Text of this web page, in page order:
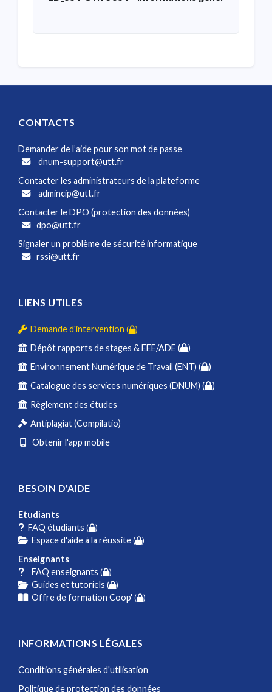
CONTACTS
Demander de l’aide pour son mot de passe
dnum-support@utt.fr
Contacter les administrateurs de la plateforme
admincip@utt.fr
Contacter le DPO (protection des données)
dpo@utt.fr
Signaler un problème de sécurité informatique
rssi@utt.fr
LIENS UTILES
Demande d'intervention ( )
Dépôt rapports de stages & EEE/ADE (
)
Environnement Numérique de Travail (ENT) (
)
Catalogue des services numériques (DNUM) (
)
Règlement des études
Antiplagiat (Compilatio)
Obtenir l'app mobile
BESOIN D'AIDE
Etudiants
FAQ étudiants ( )
Espace d'aide à la réussite( )
Enseignants
FAQ enseignants ( )
Guides et tutoriels ( )
Offre de formation Coop' ( )
INFORMATIONS LÉGALES
Conditions générales d'utilisation
Politique de protection des données